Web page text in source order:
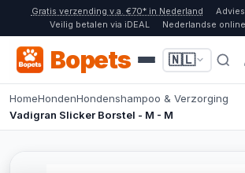
Gratis verzending v.a. €70* in Nederland
Veilig betalen via iDEAL
Nederlandse
Bopets 🇳🇱
HomeHondenHondenshampoo & Verzorging
Vadigran Slicker Borstel - M - M